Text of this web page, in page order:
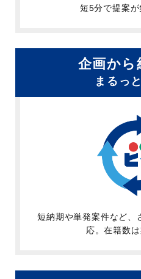
短5分で提案が
企画から
まるっ
短納期や単発案件など、
応。在籍数は